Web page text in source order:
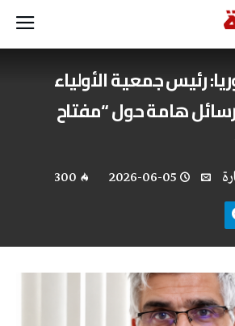
رئيس جمعية الأولياء
رسائل هامة حول “مفتاح
2026-06-05
300